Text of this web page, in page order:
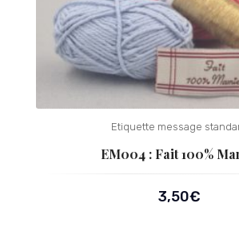
Etiquette message
EM004 : Fait 100%
3,50€